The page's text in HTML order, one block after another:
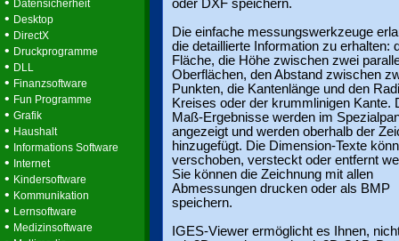
Datensicherheit
• Desktop
• DirectX
• Druckprogramme
• DLL
• Finanzsoftware
• Fun Programme
• Grafik
• Haushalt
• Informations Software
• Internet
• Kindersoftware
• Kommunikation
• Lernsoftware
• Medizinsoftware
oder DXF speichern.
Die einfache messungswerkzeuge
die detaillierte Information zu erhalten:
Fläche, die Höhe zwischen zwei
Oberflächen, den Abstand zwischen
Punkten, die Kantenlänge und den
Kreises oder der krummlinigen Kante.
Maß-Ergebnisse werden im
angezeigt und werden oberhalb der
hinzugefügt. Die Dimension-Texte
verschoben, versteckt oder entfernt
Sie können die Zeichnung mit allen
Abmessungen drucken oder als BMP
speichern.
IGES-Viewer ermöglicht es Ihnen,